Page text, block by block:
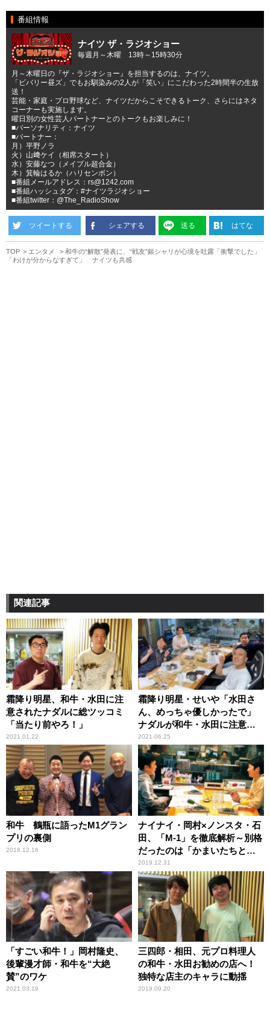
番組情報
ナイツ ザ・ラジオショー
毎週月～木曜 13時～15時30分
月～木曜日の『ザ・ラジオショー』を担当するのは、ナイツ。
「ビバリー昼ズ」でもお馴染みの2人が「笑い」にこだわった2時間半の生放
送！
芸能・家庭・プロ野球など、ナイツだからこそできるトーク、さらにはネタ
コーナーも実施します。
曜日別の女性芸人パートナーとのトークもお楽しみに！
■パーソナリティ：ナイツ
■パートナー：
月）平野ノラ
火）山﨑ケイ（相席スタート）
水）安藤なつ（メイプル超合金）
木）箕輪はるか（ハリセンボン）
■番組メールアドレス：rs@1242.com
■番組ハッシュタグ：#ナイツラジオショー
■番組twitter：@The_RadioShow
ツイートする シェアする 送る はてな
TOP エンタメ
和牛の“解散”発表に、“戦友”銀シャリが心境を吐露「衝撃でした」
「わけが分からなすぎて」 ナイツも共感
関連記事
霜降り明星、和牛・水田に注
意されたナダルに総ツッコミ
「当たり前やろ！」
2021.01.22
霜降り明星・せいや「水田さ
ん、めっちゃ優しかったで」
ナダルが和牛・水田に注意さ
れた当時を振り返る
2021.06.25
和牛 鶴瓶に語ったM1グラン
プリの裏側
2018.12.16
ナイナイ・岡村×ノンスタ・石
田、「M-1」を徹底解析～別格
だったのは「かまいたちと和
牛」
2019.12.31
「すごい和牛！」岡村隆史、
後輩漫才師・和牛を“大絶
賛”のワケ
2021.03.19
三四郎・相田、元プロ料理人
の和牛・水田お勧めの店へ！
独特な店主のキャラに動揺
2019.09.20